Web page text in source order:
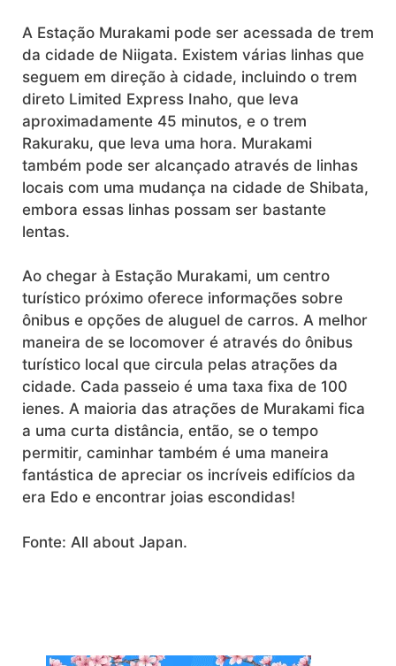
A Estação Murakami pode ser acessada de trem
da cidade de Niigata. Existem várias linhas que
seguem em direção à cidade, incluindo o trem
direto Limited Express Inaho, que leva
aproximadamente 45 minutos, e o trem
Rakuraku, que leva uma hora. Murakami
também pode ser alcançado através de linhas
locais com uma mudança na cidade de Shibata,
embora essas linhas possam ser bastante
lentas.
Ao chegar à Estação Murakami, um centro
turístico próximo oferece informações sobre
ônibus e opções de aluguel de carros. A melhor
maneira de se locomover é através do ônibus
turístico local que circula pelas atrações da
cidade. Cada passeio é uma taxa fixa de 100
ienes. A maioria das atrações de Murakami fica
a uma curta distância, então, se o tempo
permitir, caminhar também é uma maneira
fantástica de apreciar os incríveis edifícios da
era Edo e encontrar joias escondidas!
Fonte: All about Japan.